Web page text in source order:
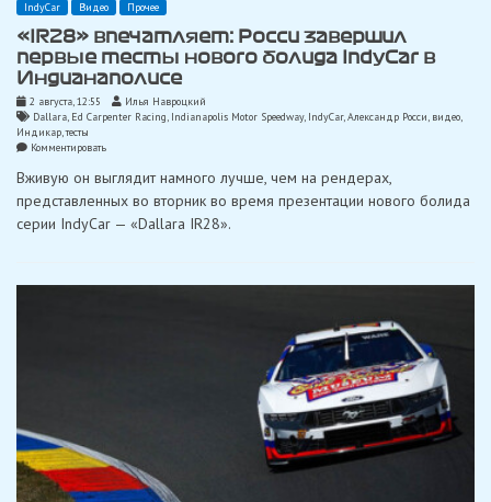
IndyCar Видео Прочее
«IR28» впечатляет: Росси завершил
первые тесты нового болида IndyCar в
Индианаполисе
2 августа, 12:55
Илья Навроцкий
Dallara, Ed Carpenter Racing, Indianapolis Motor Speedway, IndyCar,Александр Росси, видео
Индикар,тесты
Комментироватьon
впечатляет:
завершил
первые
IndyCar
Вживую он выглядит намного лучше, чем на рендерах,
представленных во вторник во время презентации нового болида
серии IndyCar — «Dallara IR28».